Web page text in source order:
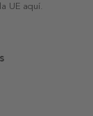
UE aquí.